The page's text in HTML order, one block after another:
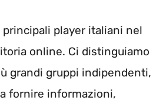
principali player italiani nel
online. Ci distinguiamo
grandi gruppi indipendenti,
fornire informazioni,